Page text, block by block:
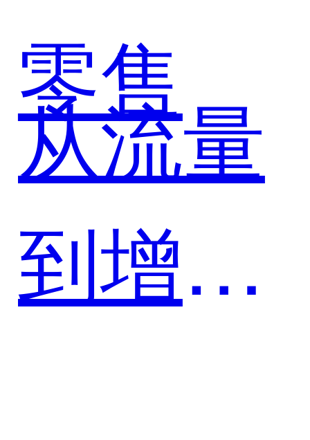
能全球
头部润
滑油品
零售
从流量
到增